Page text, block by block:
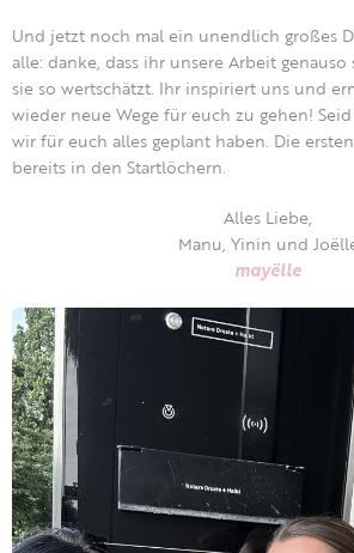
Und jetzt noch mal ein unendlich großes
alle: danke, dass ihr unsere Arbeit
sie so wertschätzt. Ihr inspiriert uns und
wieder neue Wege für euch zu gehen!
wir für euch alles geplant haben. Die
bereits in den Startlöchern.
Alles Liebe,
Manu, Yinin und
mayëlle